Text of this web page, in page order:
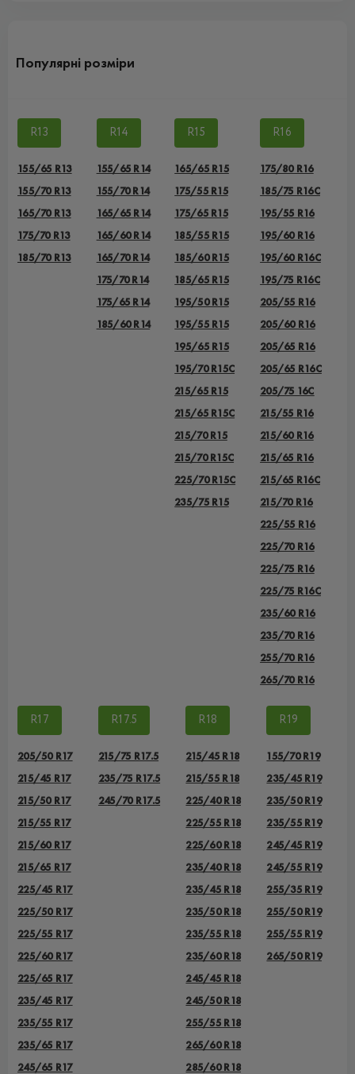
Популярні розміри
R13
155/65 R13
155/70 R13
165/70 R13
175/70 R13
185/70 R13
R14
155/65 R14
155/70 R14
165/65 R14
165/60 R14
165/70 R14
175/70 R14
175/65 R14
185/60 R14
R15
165/65 R15
175/55 R15
175/65 R15
185/55 R15
185/60 R15
185/65 R15
195/50 R15
195/55 R15
195/65 R15
195/70 R15C
215/65 R15
215/65 R15C
215/70 R15
215/70 R15C
225/70 R15C
235/75 R15
R16
175/80 R16
185/75 R16C
195/55 R16
195/60 R16
195/60 R16C
195/75 R16C
205/55 R16
205/60 R16
205/65 R16
205/65 R16C
205/75 16C
215/55 R16
215/60 R16
215/65 R16
215/65 R16C
215/70 R16
225/55 R16
225/70 R16
225/75 R16
225/75 R16С
235/60 R16
235/70 R16
255/70 R16
265/70 R16
R17
205/50 R17
215/45 R17
215/50 R17
215/55 R17
215/60 R17
215/65 R17
225/45 R17
225/50 R17
225/55 R17
225/60 R17
225/65 R17
235/45 R17
235/55 R17
235/65 R17
245/65 R17
R17.5
215/75 R17.5
235/75 R17.5
245/70 R17.5
R18
215/45 R18
215/55 R18
225/40 R18
225/55 R18
225/60 R18
235/40 R18
235/45 R18
235/50 R18
235/55 R18
235/60 R18
245/45 R18
245/50 R18
255/55 R18
265/60 R18
285/60 R18
R19
155/70 R19
235/45 R19
235/50 R19
235/55 R19
245/45 R19
245/55 R19
255/35 R19
255/50 R19
255/55 R19
265/50 R19